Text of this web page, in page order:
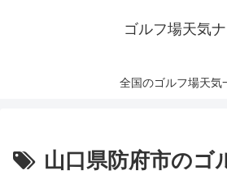
ゴルフ場天気
全国のゴルフ場天気
山口県防府市のゴ